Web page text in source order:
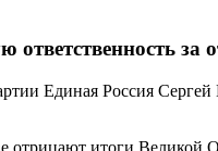
ответственность
Единая Россия
отрицают итоги Великой